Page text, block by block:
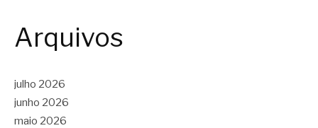
Arquivos
julho 2026
junho 2026
maio 2026